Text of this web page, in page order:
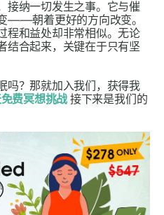
接纳一切发生之事。它与催
——朝着更好的方向改变。
程和益处却非常相似。无论
结合起来，关键在于只有坚
吗？那就加入我们，获得我
费冥想挑战接下来是我们的